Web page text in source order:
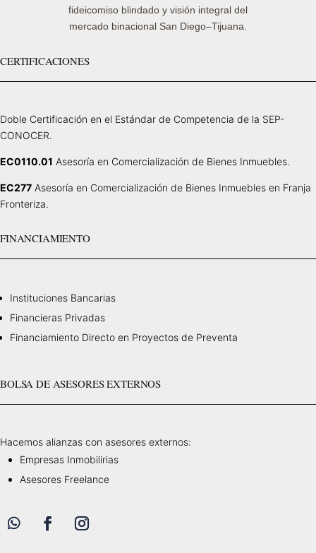
fideicomiso blindado y visión integral del
mercado binacional San Diego–Tijuana.
CERTIFICACIONES
Doble Certificación en el Estándar de Competencia de la SEP-
CONOCER.
EC0110.01 Asesoría en Comercialización de Bienes Inmuebles.
EC277 Asesoría en Comercialización de Bienes Inmuebles en Franja
Fronteriza.
FINANCIAMIENTO
Instituciones Bancarias
Financieras Privadas
Financiamiento Directo en Proyectos de Preventa
BOLSA DE ASESORES EXTERNOS
Hacemos alianzas con asesores externos:
Empresas Inmobilirias
Asesores Freelance